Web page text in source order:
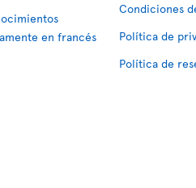
en francés
Condiciones
Política de
Política de